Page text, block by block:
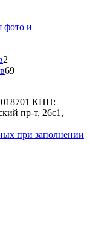
фото и
2
товара
6969
КПП:
пр-т, 26с1,
при заполнении